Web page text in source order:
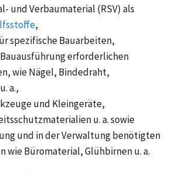
und Verbaumaterial (RSV) als
,
spezifische Bauarbeiten,
erforderlichen
wie Nägel, Bindedraht,
a.,
und Kleingeräte,
u. a. sowie
und in der Verwaltung benötigten
wie Büromaterial, Glühbirnen u. a.